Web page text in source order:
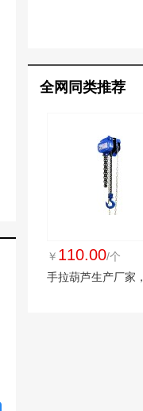
全网同类推荐
￥ 110.00/个
手拉葫芦生产厂家